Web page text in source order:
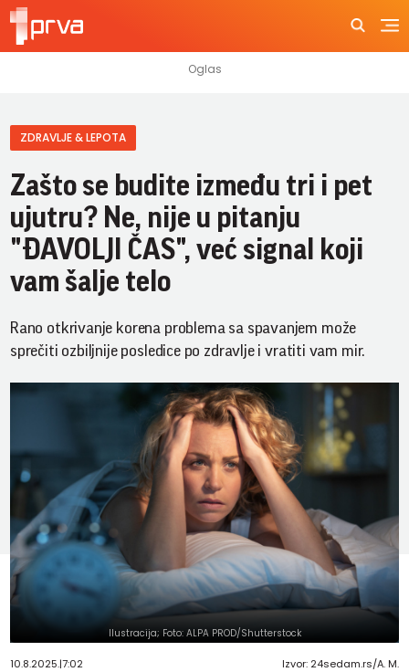
ZDRAVLJE & LEPOTA
Zašto se budite između tri i pet
ujutru? Ne, nije u pitanju
"ĐAVOLJI ČAS", već signal koji
vam šalje telo
Rano otkrivanje korena problema sa spavanjem može
sprečiti ozbiljnije posledice po zdravlje i vratiti vam mir.
Ilustracija; Foto: ALPA PROD/Shutterstock
10.8.2025.|7:02 Izvor: 24sedam.rs/A. M.